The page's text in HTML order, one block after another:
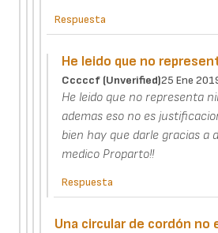
Respuesta
He leido que no
Cccccf (unverified)25 Ene
He leido que no representa
ademas eso no es
bien hay que darle gracias a
medico Proparto!!
Respuesta
Una circular de cordón no